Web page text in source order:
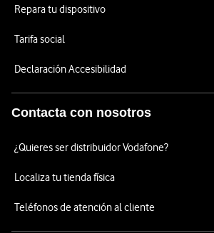
Repara tu dispositivo
Tarifa social
Declaración Accesibilidad
Contacta con nosotros
¿Quieres ser distribuidor Vodafone?
Localiza tu tienda física
Teléfonos de atención al cliente